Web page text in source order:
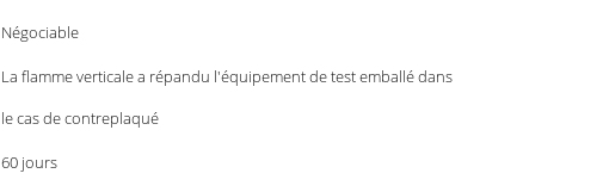
Négociable
La flamme verticale a répandu l'équipement de test emballé dans
le cas de contreplaqué
60 jours